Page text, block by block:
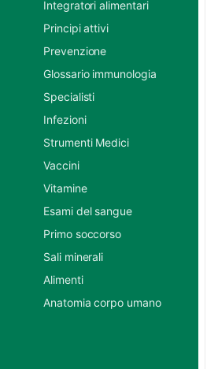
Integratori alimentari
Principi attivi
Prevenzione
Glossario immunologia
Specialisti
Infezioni
Strumenti Medici
Vaccini
Vitamine
Esami del sangue
Primo soccorso
Sali minerali
Alimenti
Anatomia corpo umano